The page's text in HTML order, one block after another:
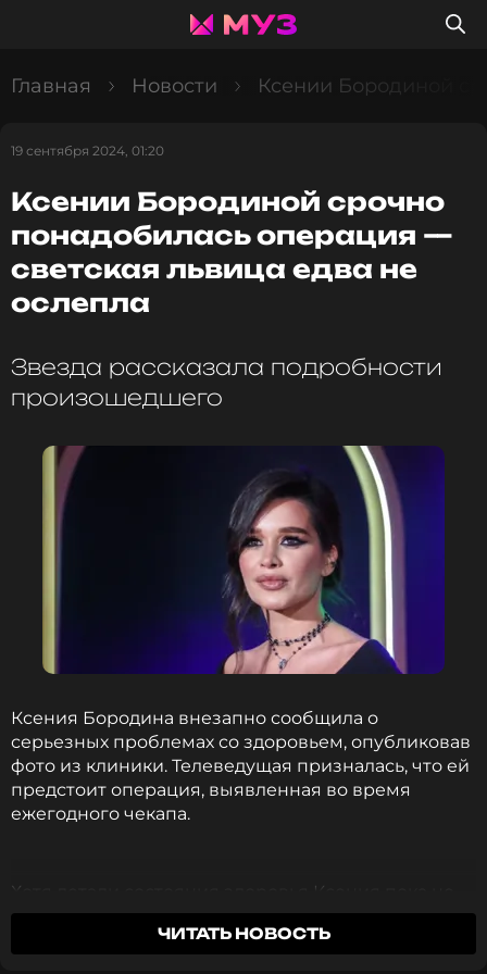
Главная Новости Ксении Бородиной
19 сентября 2024, 01:20
Ксении Бородиной срочно
понадобилась операция —
светская львица едва не
ослепла
Звезда рассказала подробности
произошедшего
Ксения Бородина внезапно сообщила о
серьезных проблемах со здоровьем, опубликовав
фото из клиники. Телеведущая призналась, что ей
предстоит операция, выявленная во время
ежегодного чекапа.
Хотя детали состояния здоровья Ксения пока не
раскрыла, позже она пояснила изданию Super, что
операция касалась ее глаз.
ЧИТАТЬ НОВОСТЬ